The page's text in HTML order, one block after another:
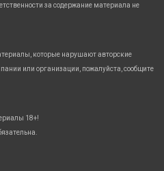
за содержание материала не
которые нарушают авторские
или организации, пожалуйста, сообщите
18+!